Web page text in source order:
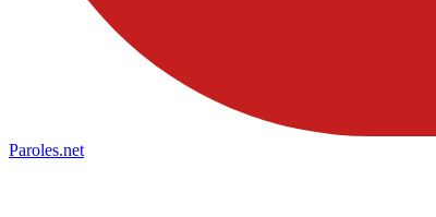
Paroles.net